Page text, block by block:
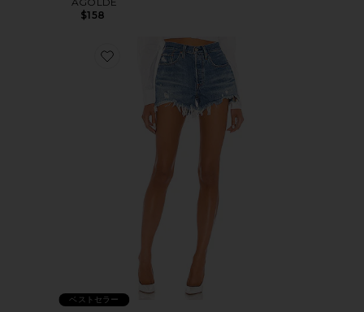
$158
Favorite 501 ORIGINAL デニムショートパンツ
ベストセラー